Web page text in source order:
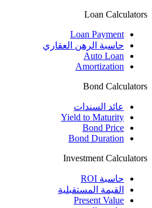
Loan Calculators
Loan Payment
حاسبة الرهن العقاري
Auto Loan
Amortization
Bond Calculators
عائد السندات
Yield to Maturity
Bond Price
Bond Duration
Investment Calculators
حاسبة ROI
القيمة المستقبلية
Present Value